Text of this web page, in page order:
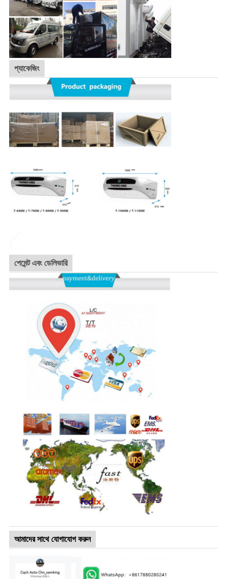
প্যাকেজিং
পেমেন্ট এবং ডেলিভারি
আমাদের সাথে যোগাযোগ করুন